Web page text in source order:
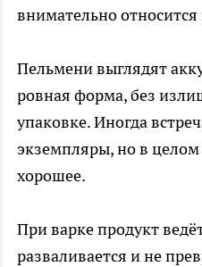
внимательно
Пельмени выглядят
ровная форма, без
упаковке. Иногда
экземпляры, но в
хорошее.
При варке продукт
разваливается и не